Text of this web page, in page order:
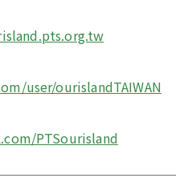
user/ourislandTAIWAN
PTSourisland